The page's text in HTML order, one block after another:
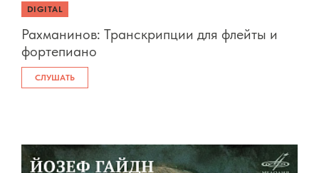
DIGITAL
Рахманинов: Транскрипции для флейты и
фортепиано
СЛУШАТЬ